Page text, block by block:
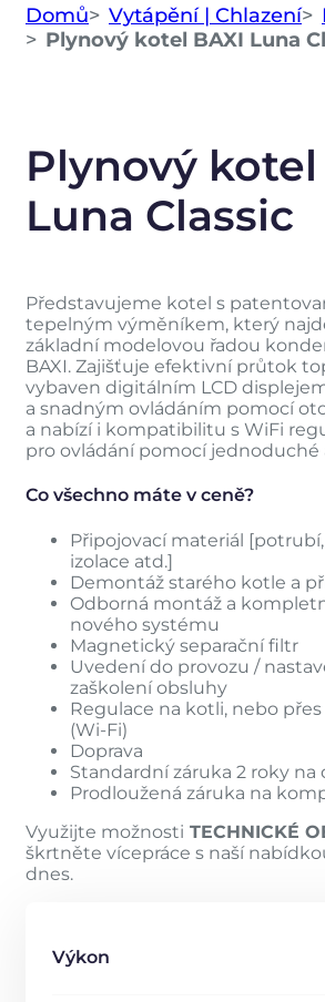
Domů Vytápění | Chlazení
Plynový kotel BAXI Luna
Plynový kotel
Luna Classic
Představujeme kotel s
tepelným výměníkem, který
základní modelovou řadou
BAXI. Zajišťuje efektivní průtok
vybaven digitálním LCD
a snadným ovládáním pomocí
a nabízí i kompatibilitu s WiFi
pro ovládání pomocí jednoduché
Co všechno máte v ceně?
Připojovací materiál
izolace atd.]
Demontáž starého kotle a
Odborná montáž a
nového systému
Magnetický separační filtr
Uvedení do provozu /
zaškolení obsluhy
Regulace na kotli, nebo
(Wi-Fi)
Doprava
Standardní záruka 2 roky na
Prodloužená záruka na
Využijte možnosti TECHNICKÉ
škrtněte vícepráce s naší
dnes.
Výkon